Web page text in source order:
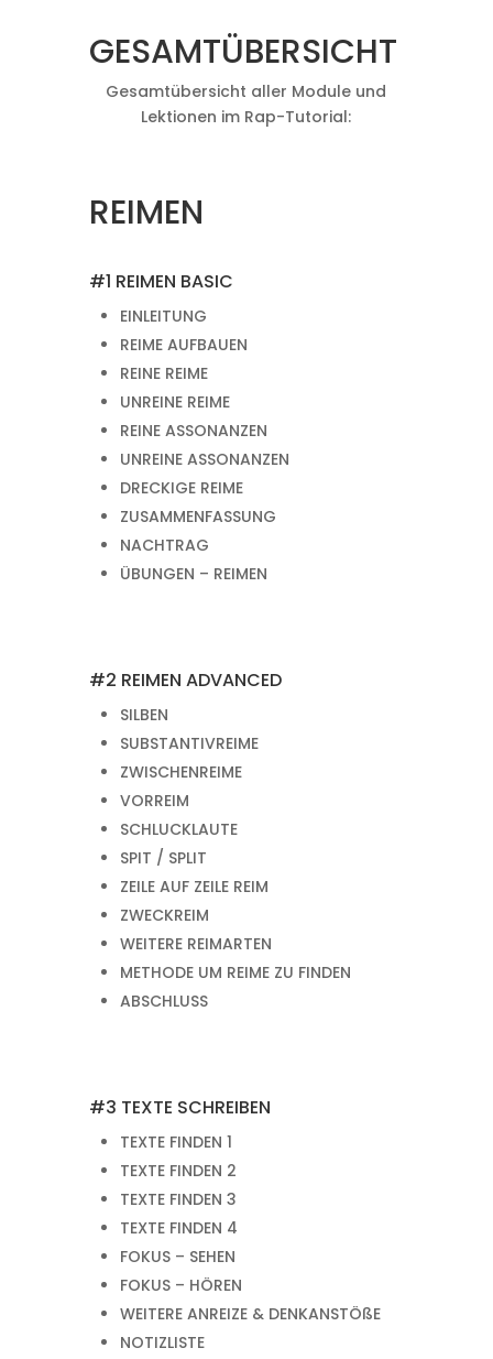
GESAMTÜBERSICHT
Gesamtübersicht aller Module und
Lektionen im Rap-Tutorial:
REIMEN
#1 REIMEN BASIC
EINLEITUNG
REIME AUFBAUEN
REINE REIME
UNREINE REIME
REINE ASSONANZEN
UNREINE ASSONANZEN
DRECKIGE REIME
ZUSAMMENFASSUNG
NACHTRAG
ÜBUNGEN – REIMEN
#2 REIMEN ADVANCED
SILBEN
SUBSTANTIVREIME
ZWISCHENREIME
VORREIM
SCHLUCKLAUTE
SPIT / SPLIT
ZEILE AUF ZEILE REIM
ZWECKREIM
WEITERE REIMARTEN
METHODE UM REIME ZU FINDEN
ABSCHLUSS
#3 TEXTE SCHREIBEN
TEXTE FINDEN 1
TEXTE FINDEN 2
TEXTE FINDEN 3
TEXTE FINDEN 4
FOKUS – SEHEN
FOKUS – HÖREN
WEITERE ANREIZE & DENKANSTÖßE
NOTIZLISTE